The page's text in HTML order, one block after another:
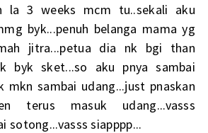
la 3 weeks mcm tu..sekali aku
byk...penuh belanga mama yg
jitra...petua dia nk bgi than
byk sket...so aku pnya sambai
mkn sambai udang...just pnaskan
terus masuk udang...vasss
sotong...vasss siapppp...